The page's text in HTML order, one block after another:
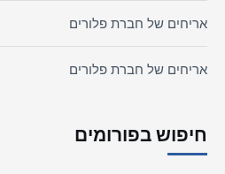
אריחים של חברת פלורים
אריחים של חברת פלורים
חיפוש בפורומים